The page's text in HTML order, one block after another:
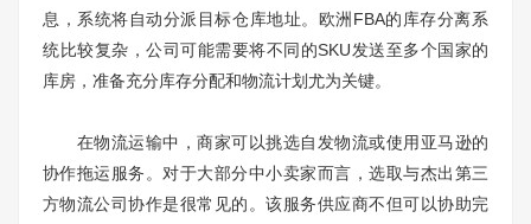
息，系统将自动分派目标仓库地址。欧洲FBA的库存分离系
统比较复杂，公司可能需要将不同的SKU发送至多个国家的
库房，准备充分库存分配和物流计划尤为关键。
在物流运输中，商家可以挑选自发物流或使用亚马逊的
协作拖运服务。对于大部分中小卖家而言，选取与杰出第三
方物流公司协作是很常见的。该服务供应商不但可以协助完